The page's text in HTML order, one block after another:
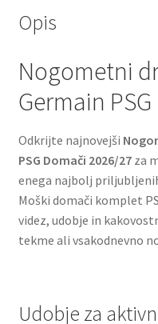
Opis
Nogometni
Germain
Odkrijte najnovejši
PSG Domači 2026/27za
enega najbolj
Moški domači komplet
videz, udobje in
tekme ali vsakodnevno
Udobje za